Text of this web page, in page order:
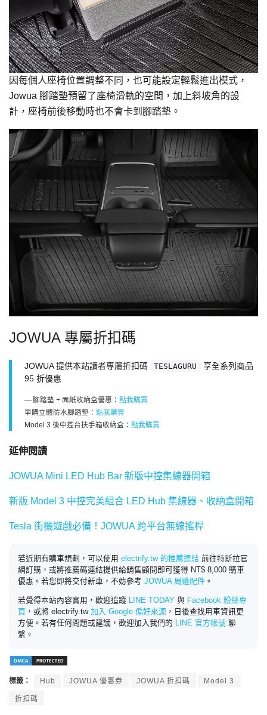
因每個人座椅位置調整不同，也可能設定輕鬆進出模式，
Jowua 腳踏墊預留了座椅滑軌的空間，加上斜坡角的設
計，座椅前後移動時也不會卡到腳踏墊。
JOWUA 專屬折扣碼
JOWUA 提供本站讀者專屬折扣碼 TESLAGURU
享全系列商品
95 折優惠
腳踏墊 + 面紙收納盒優惠： 點我購買
單購立體防水腳踏墊： 點我購買
Model 3 後中控台扶手箱收納盒： 點我購買
延伸閱讀
JOWUA Mini LED Hub Bar 新版中控集線器開箱
新版 Model 3 中控完美組合 LED Hub 集線器、收納盒開箱
Tesla 街機遊戲必備！JOWUA 跨平台無線搖桿
若近期有購車規劃，可以使用 electrify.tw 的推薦連結 前往特斯拉官
網訂購，或將推薦碼連結提供給銷售顧問即可獲得 NT$ 8,000 購車
優惠。若您即將交付新車，不妨參考 JOWUA 周邊配件 。
若覺得本站內容實用，歡迎追蹤 LINE TODAY 與 Facebook 粉絲專
頁 ，或將 electrify.tw 加入 Google 偏好來源 ，日後查找用車資訊更
方便。若有任何問題或建議，歡迎加入我們的 LINE 官方帳號 聯
繫。
標籤： Hub JOWUA 優惠券 JOWUA 折扣碼 Model 3
折扣碼